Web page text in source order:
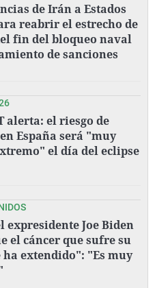
de Irán a Estados
reabrir el estrecho de
fin del bloqueo naval
de sanciones
alerta: el riesgo de
España será "muy
el día del eclipse
expresidente Joe Biden
el cáncer que sufre su
ha extendido": "Es muy